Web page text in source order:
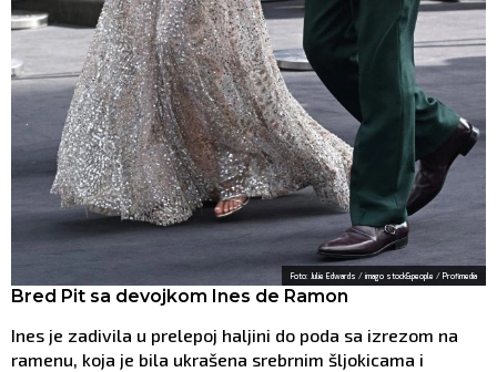
Foto: Julie Edwards / imago stock&people / Profimedia
Bred Pit sa devojkom Ines de Ramon
Ines je zadivila u prelepoj haljini do poda sa izrezom na
ramenu, koja je bila ukrašena srebrnim šljokicama i